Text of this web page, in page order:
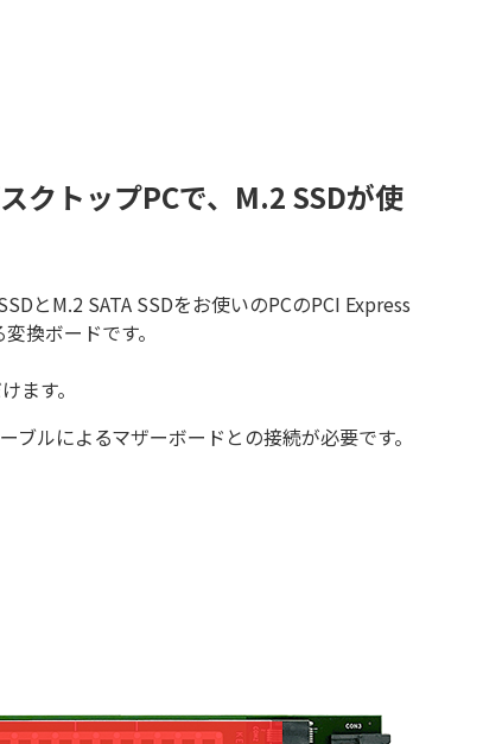
クトップPCで、M.2 SSDが使
とM.2 SATA SSDをお使いのPCのPCI Express
換ボードです。
ます。
ブルによるマザーボードとの接続が必要です。